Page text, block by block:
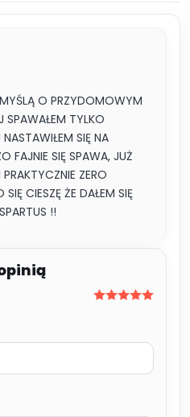
O PRZYDOMOWYM
SPAWAŁEM TYLKO
SIĘ NA
FAJNIE SIĘ SPAWA, JUŻ
ZERO
CIESZĘ ŻE DAŁEM SIĘ
!!